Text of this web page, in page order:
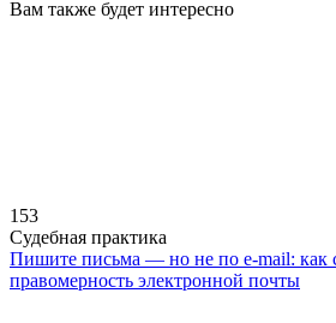
Вам также будет интересно
153
Судебная практика
Пишите письма — но не по e-mail: как
правомерность электронной почты